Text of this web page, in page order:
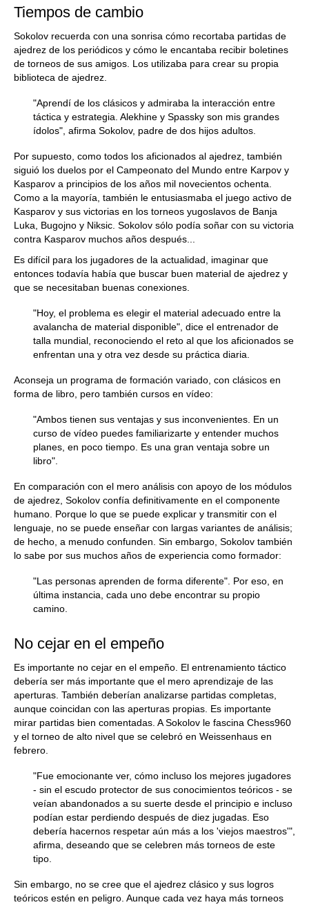
Tiempos de cambio
Sokolov recuerda con una sonrisa cómo recortaba partidas de
ajedrez de los periódicos y cómo le encantaba recibir boletines
de torneos de sus amigos. Los utilizaba para crear su propia
biblioteca de ajedrez.
"Aprendí de los clásicos y admiraba la interacción entre
táctica y estrategia. Alekhine y Spassky son mis grandes
ídolos", afirma Sokolov, padre de dos hijos adultos.
Por supuesto, como todos los aficionados al ajedrez, también
siguió los duelos por el Campeonato del Mundo entre Karpov y
Kasparov a principios de los años mil novecientos ochenta.
Como a la mayoría, también le entusiasmaba el juego activo de
Kasparov y sus victorias en los torneos yugoslavos de Banja
Luka, Bugojno y Niksic. Sokolov sólo podía soñar con su victoria
contra Kasparov muchos años después...
Es difícil para los jugadores de la actualidad, imaginar que
entonces todavía había que buscar buen material de ajedrez y
que se necesitaban buenas conexiones.
"Hoy, el problema es elegir el material adecuado entre la
avalancha de material disponible", dice el entrenador de
talla mundial, reconociendo el reto al que los aficionados se
enfrentan una y otra vez desde su práctica diaria.
Aconseja un programa de formación variado, con clásicos en
forma de libro, pero también cursos en vídeo:
"Ambos tienen sus ventajas y sus inconvenientes. En un
curso de vídeo puedes familiarizarte y entender muchos
planes, en poco tiempo. Es una gran ventaja sobre un
libro".
En comparación con el mero análisis con apoyo de los módulos
de ajedrez, Sokolov confía definitivamente en el componente
humano. Porque lo que se puede explicar y transmitir con el
lenguaje, no se puede enseñar con largas variantes de análisis;
de hecho, a menudo confunden. Sin embargo, Sokolov también
lo sabe por sus muchos años de experiencia como formador:
"Las personas aprenden de forma diferente". Por eso, en
última instancia, cada uno debe encontrar su propio
camino.
No cejar en el empeño
Es importante no cejar en el empeño. El entrenamiento táctico
debería ser más importante que el mero aprendizaje de las
aperturas. También deberían analizarse partidas completas,
aunque coincidan con las aperturas propias. Es importante
mirar partidas bien comentadas. A Sokolov le fascina Chess960
y el torneo de alto nivel que se celebró en Weissenhaus en
febrero.
"Fue emocionante ver, cómo incluso los mejores jugadores
- sin el escudo protector de sus conocimientos teóricos - se
veían abandonados a su suerte desde el principio e incluso
podían estar perdiendo después de diez jugadas. Eso
debería hacernos respetar aún más a los 'viejos maestros'",
afirma, deseando que se celebren más torneos de este
tipo.
Sin embargo, no se cree que el ajedrez clásico y sus logros
teóricos estén en peligro. Aunque cada vez haya más torneos